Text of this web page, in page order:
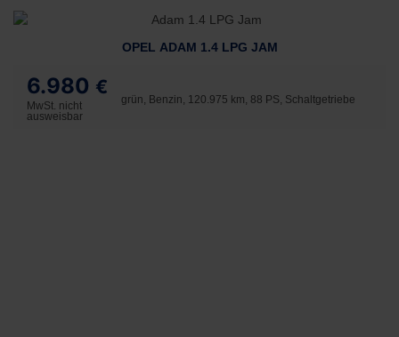
OPEL ADAM 1.4 LPG JAM
6.980 €
MwSt. nicht
ausweisbar
grün, Benzin, 120.975 km, 88 PS, Schaltgetriebe